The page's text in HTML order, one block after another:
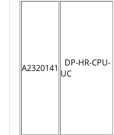
A2320141
DP-HR-CPU-
UC